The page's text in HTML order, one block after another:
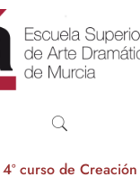
curso de Creación